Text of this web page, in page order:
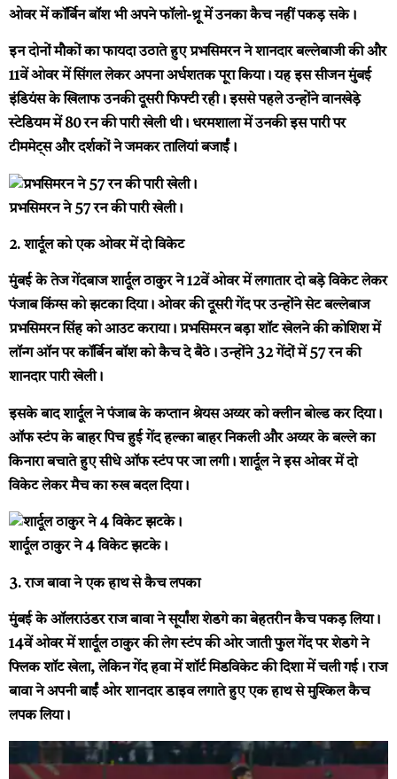
ओवर में कॉर्बिन बॉश भी अपने फॉलो-थ्रू में उनका कैच नहीं पकड़ सके।
इन दोनों मौकों का फायदा उठाते हुए प्रभसिमरन ने शानदार बल्लेबाजी की और
11वें ओवर में सिंगल लेकर अपना अर्धशतक पूरा किया। यह इस सीजन मुंबई
इंडियंस के खिलाफ उनकी दूसरी फिफ्टी रही। इससे पहले उन्होंने वानखेड़े
स्टेडियम में 80 रन की पारी खेली थी। धरमशाला में उनकी इस पारी पर
टीममेट्स और दर्शकों ने जमकर तालियां बजाईं।
प्रभसिमरन ने 57 रन की पारी खेली।
2. शार्दूल को एक ओवर में दो विकेट
मुंबई के तेज गेंदबाज शार्दूल ठाकुर ने 12वें ओवर में लगातार दो बड़े विकेट लेकर
पंजाब किंग्स को झटका दिया। ओवर की दूसरी गेंद पर उन्होंने सेट बल्लेबाज
प्रभसिमरन सिंह को आउट कराया। प्रभसिमरन बड़ा शॉट खेलने की कोशिश में
लॉन्ग ऑन पर कॉर्बिन बॉश को कैच दे बैठे। उन्होंने 32 गेंदों में 57 रन की
शानदार पारी खेली।
इसके बाद शार्दूल ने पंजाब के कप्तान श्रेयस अय्यर को क्लीन बोल्ड कर दिया।
ऑफ स्टंप के बाहर पिच हुई गेंद हल्का बाहर निकली और अय्यर के बल्ले का
किनारा बचाते हुए सीधे ऑफ स्टंप पर जा लगी। शार्दूल ने इस ओवर में दो
विकेट लेकर मैच का रुख बदल दिया।
शार्दूल ठाकुर ने 4 विकेट झटके।
3. राज बावा ने एक हाथ से कैच लपका
मुंबई के ऑलराउंडर राज बावा ने सूर्यांश शेडगे का बेहतरीन कैच पकड़ लिया।
14वें ओवर में शार्दूल ठाकुर की लेग स्टंप की ओर जाती फुल गेंद पर शेडगे ने
फ्लिक शॉट खेला, लेकिन गेंद हवा में शॉर्ट मिडविकेट की दिशा में चली गई। राज
बावा ने अपनी बाईं ओर शानदार डाइव लगाते हुए एक हाथ से मुश्किल कैच
लपक लिया।